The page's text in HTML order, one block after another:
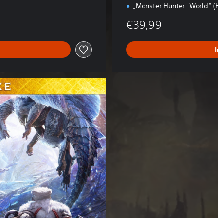
„Monster Hunter: World“
€39,99